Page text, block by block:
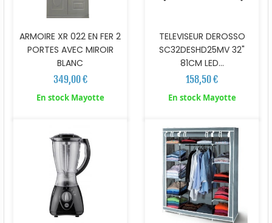
ARMOIRE XR 022 EN FER 2
PORTES AVEC MIROIR
BLANC
349,00 €
En stock Mayotte
TELEVISEUR DEROSSO
SC32DESHD25MV 32"
81CM LED...
158,50 €
En stock Mayotte